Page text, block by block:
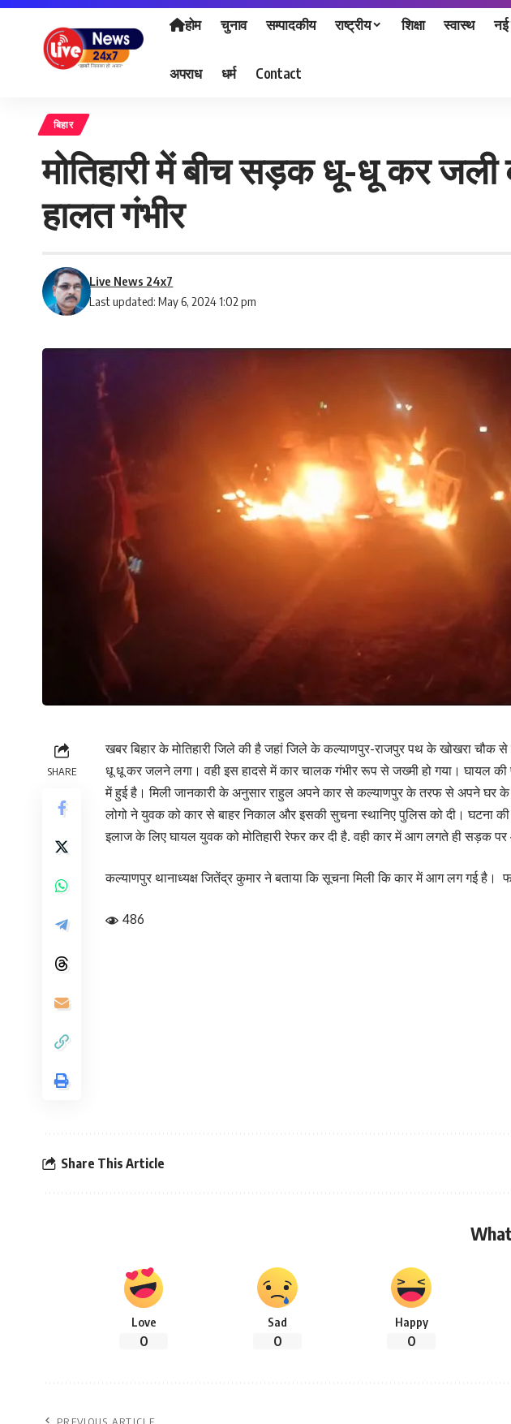
होम चुनाव सम्पादकीय राष्ट्रीय शिक्षा स्वास्थ नई
अपराध धर्म Contact
बिहार
मोतिहारी में बीच सड़क धू-धू कर
हालत गंभीर
Last updated: May 6, 2024 1:02 pm
Live News 24x7
SHARE
खबर बिहार के मोतिहारी जिले की है जहां जिले के कल्याणपुर-राजपुर पथ के खोखरा चौक
धू धू कर जलने लगा। वही इस हादसे में कार चालक गंभीर रूप से जख्मी हो गया। घायल की
में हुई है। मिली जानकारी के अनुसार राहुल अपने कार से कल्याणपुर के तरफ से अपने घर
लोगो ने युवक को कार से बाहर निकाल और इसकी सुचना स्थानिए पुलिस को दी। घटना
इलाज के लिए घायल युवक को मोतिहारी रेफर कर दी है. वही कार में आग लगते ही सड़क
कल्याणपुर थानाध्यक्ष जितेंद्र कुमार ने बताया कि सूचना मिली कि कार में आग लग गई है।
486
Share This Article
Love
0
Sad
0
Happy
0